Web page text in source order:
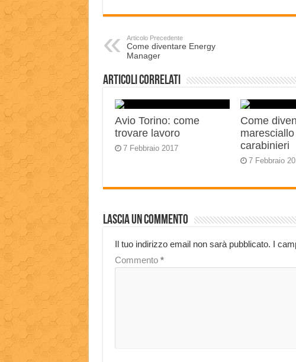
Articolo Precedente
Come diventare Energy
Manager
Articoli correlati
Avio Torino: come
trovare lavoro
7 Febbraio 2017
Come
carabinieri
7 Febbraio
Lascia un commento
Il tuo indirizzo email non sarà pubblicato. I
Commento *